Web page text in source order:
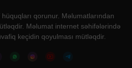
qorunur. Məlumatlarından
Məlumat internet səhifələrində
keçidin qoyulması mütləqdir.